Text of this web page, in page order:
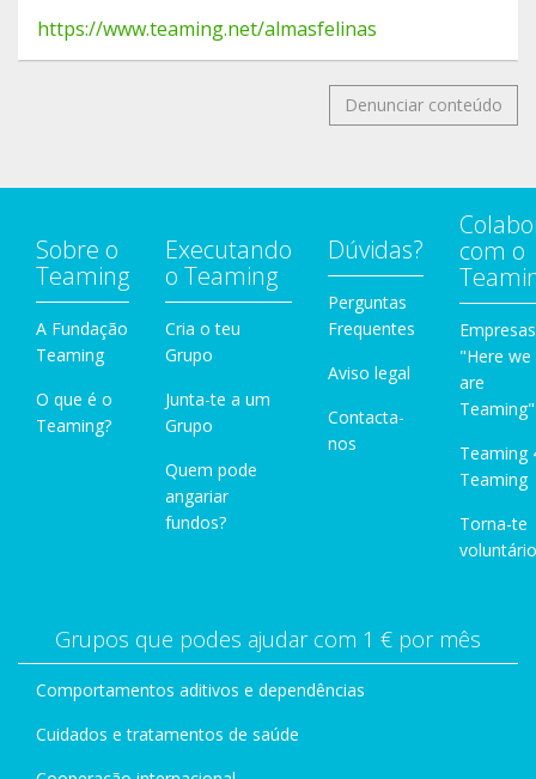
https://www.teaming.net/almasfelinas
Denunciar conteúdo
Sobre o
Teaming
A Fundação
Teaming
O que é o
Teaming?
Executando
o Teaming
Cria o teu
Grupo
Junta-te a um
Grupo
Quem pode
angariar
fundos?
Dúvidas?
Perguntas
Frequentes
Aviso legal
Contacta-
nos
com o
Empresas
"Here we
are
Teaming"
Teaming
Teaming
Torna-te
Grupos que podes ajudar com 1 € por mês
Comportamentos aditivos e dependências
Cuidados e tratamentos de saúde